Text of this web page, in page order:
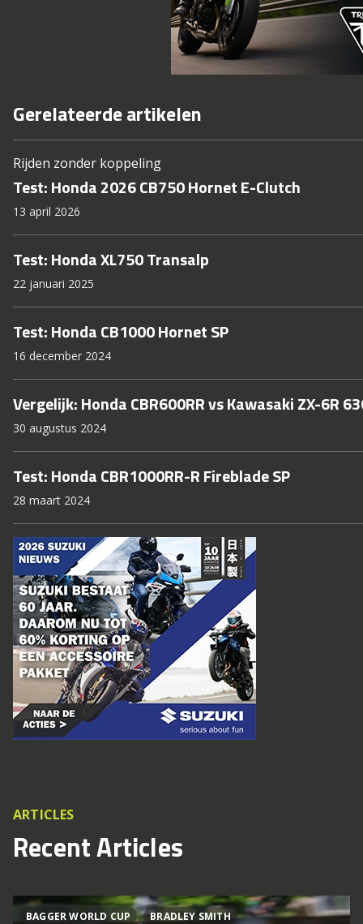
Gerelateerde artikelen
Rijden zonder koppeling
Test: Honda 2026 CB750 Hornet E-Clutch
13 april 2026
Test: Honda XL750 Transalp
22 januari 2025
Test: Honda CB1000 Hornet SP
16 december 2024
Vergelijk: Honda CBR600RR vs Kawasaki ZX-6R
30 augustus 2024
Test: Honda CBR1000RR-R Fireblade SP
28 maart 2024
ARTICLES
Recent Articles
BAGGER WORLD CUP BRADLEY SMITH